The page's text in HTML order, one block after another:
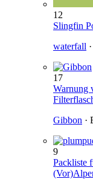
12
Slingfin
waterfall
17
Warnung
Gibbon ·
9
Packliste